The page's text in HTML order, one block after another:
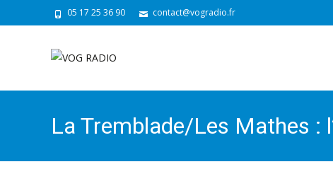
05 17 25 36 90 contact@vogradio.fr
La Tremblade/Les Mathes :